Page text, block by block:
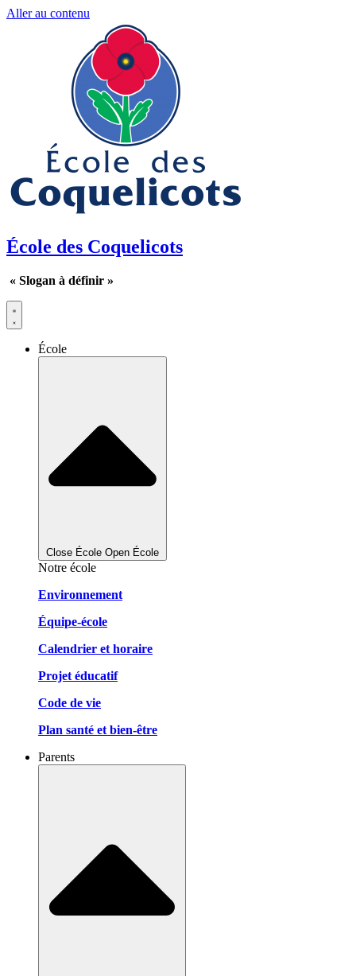
Aller au contenu
École des Coquelicots
« Slogan à définir »
École
Close École Open École
Notre école
Environnement
Équipe-école
Calendrier et horaire
Projet éducatif
Code de vie
Plan santé et bien-être
Parents